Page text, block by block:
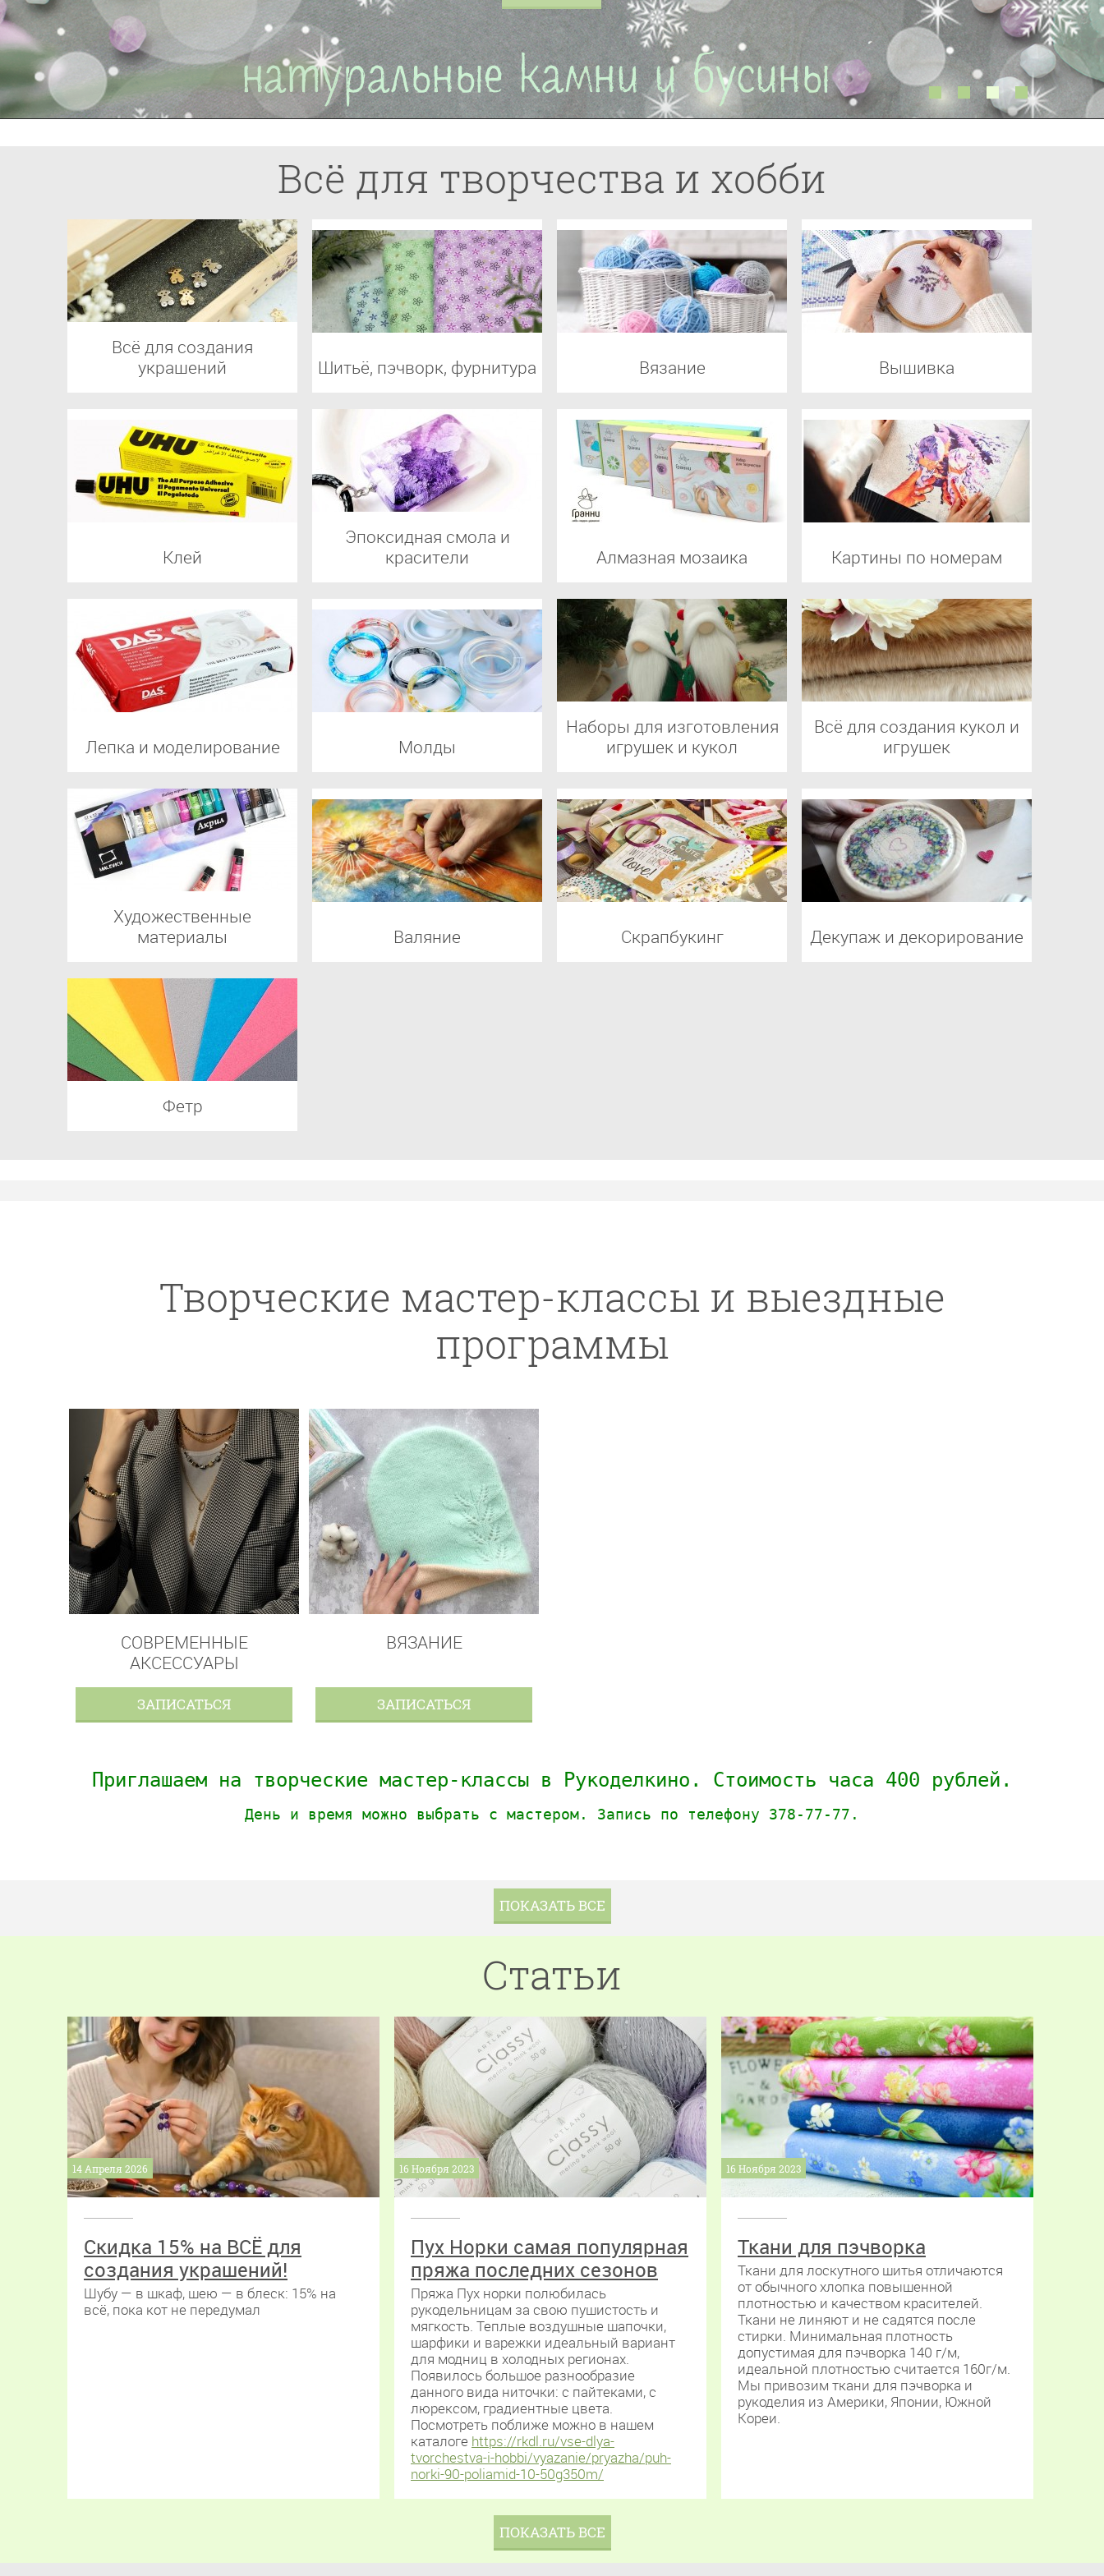
Всё для творчества и хобби
Всё для создания
украшений
Шитьё, пэчворк, фурнитура Вязание Вышивка
Клей
Эпоксидная смола и
красители
Алмазная мозаика Картины по номерам
Лепка и моделирование Молды
Наборы для изготовления
игрушек и кукол
Всё для создания кукол и
игрушек
Художественные
материалы
Валяние Скрапбукинг Декупаж и декорирование
Фетр
Творческие мастер-классы и выездные
программы
СОВРЕМЕННЫЕ
АКСЕССУАРЫ
ЗАПИСАТЬСЯ
ВЯЗАНИЕ
ЗАПИСАТЬСЯ
Приглашаем на творческие мастер-классы в Рукоделкино. Стоимость часа 400 рублей.
День и время можно выбрать с мастером. Запись по телефону 378-77-77.
ПОКАЗАТЬ ВСЕ
Статьи
14 Апреля 2026
Скидка 15% на ВСЁ для
создания украшений!
Шубу — в шкаф, шею — в блеск: 15% на
всё, пока кот не передумал
16 Ноября 2023
Пух Норки самая популярная
пряжа последних сезонов
Пряжа Пух норки полюбилась
рукодельницам за свою пушистость и
мягкость. Теплые воздушные шапочки,
шарфики и варежки идеальный вариант
для модниц в холодных регионах.
Появилось большое разнообразие
данного вида ниточки: с пайтеками, с
люрексом, градиентные цвета.
Посмотреть поближе можно в нашем
каталоге https://rkdl.ru/vse-dlya-
tvorchestva-i-hobbi/vyazanie/pryazha/puh-
norki-90-poliamid-10-50g350m/
16 Ноября 2023
Ткани для пэчворка
Ткани для лоскутного шитья отличаются
от обычного хлопка повышенной
плотностью и качеством красителей.
Ткани не линяют и не садятся после
стирки. Минимальная плотность
допустимая для пэчворка 140 г/м,
идеальной плотностью считается 160г/м.
Мы привозим ткани для пэчворка и
рукоделия из Америки, Японии, Южной
Кореи.
ПОКАЗАТЬ ВСЕ